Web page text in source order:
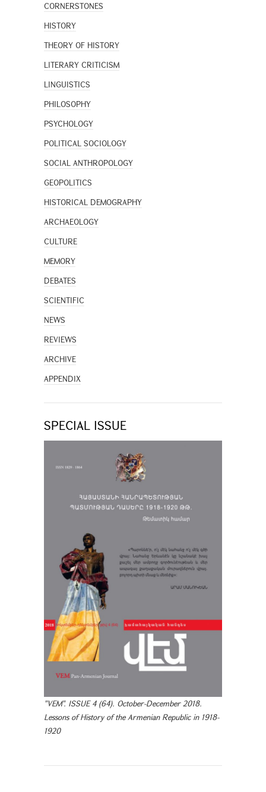
CORNERSTONES
HISTORY
THEORY OF HISTORY
LITERARY CRITICISM
LINGUISTICS
PHILOSOPHY
PSYCHOLOGY
POLITICAL SOCIOLOGY
SOCIAL ANTHROPOLOGY
GEOPOLITICS
HISTORICAL DEMOGRAPHY
ARCHAEOLOGY
CULTURE
MEMORY
DEBATES
SCIENTIFIC
NEWS
REVIEWS
ARCHIVE
APPENDIX
SPECIAL ISSUE
"VEM". ISSUE 4 (64). October-December 2018.
Lessons of History of the Armenian Republic in 1918-
1920